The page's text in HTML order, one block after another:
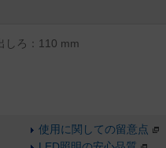
ろ：110 mm
使用に関しての留意点